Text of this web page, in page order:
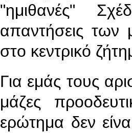
"ημιθανές"
απαντήσεις των
στο κεντρικό
Για εμάς τους
μάζες
ερώτημα δεν